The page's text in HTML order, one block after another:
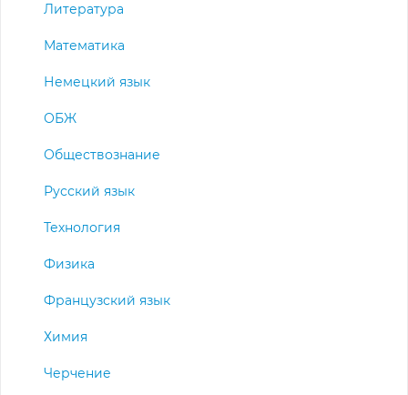
Литература
Математика
Немецкий язык
ОБЖ
Обществознание
Русский язык
Технология
Физика
Французский язык
Химия
Черчение